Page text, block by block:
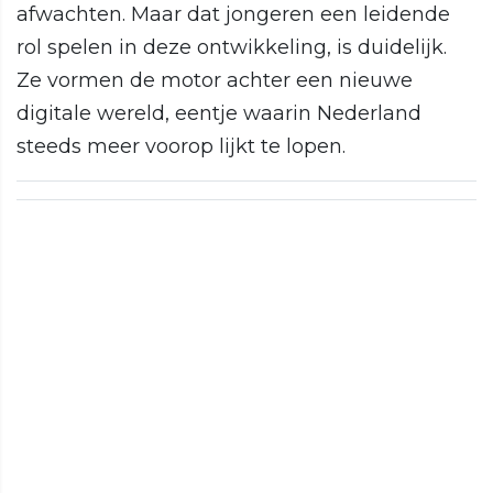
afwachten. Maar dat jongeren een leidende
rol spelen in deze ontwikkeling, is duidelijk.
Ze vormen de motor achter een nieuwe
digitale wereld, eentje waarin Nederland
steeds meer voorop lijkt te lopen.